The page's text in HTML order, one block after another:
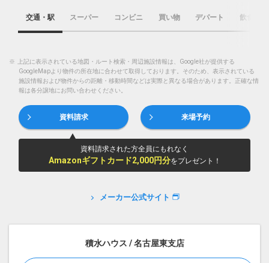
交通・駅 スーパー コンビニ 買い物 デパート 飲食店
※
上記に表示されている地図・ルート検索・周辺施設情報は、Google社が提供する
GoogleMapより物件の所在地に合わせて取得しております。そのため、表示されている
施設情報および物件からの距離・移動時間などは実際と異なる場合があります。正確な情
報は各分譲地にお問い合わせください。
資料請求 来場予約
資料請求された方全員にもれなく
Amazonギフトカード2,000円分をプレゼント！
メーカー公式サイト
積水ハウス / 名古屋東支店